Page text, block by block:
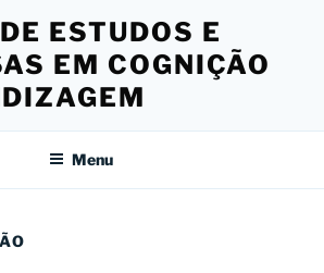
ESTUDOS E
EM COGNIÇÃO
Menu